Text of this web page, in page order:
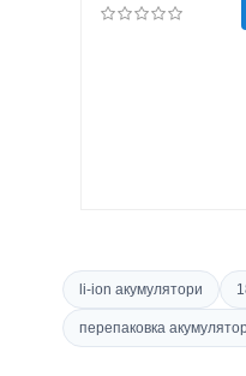
li-ion акумулятори
перепаковка